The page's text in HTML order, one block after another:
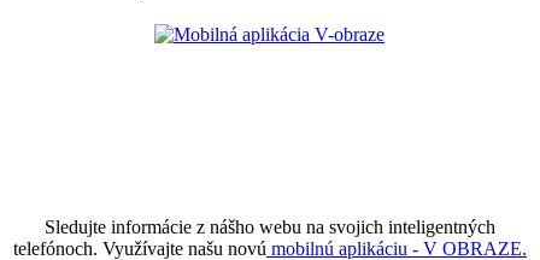
Sledujte informácie z nášho webu na svojich inteligentných
telefónoch. Využívajte našu novú mobilnú aplikáciu - V OBRAZE.